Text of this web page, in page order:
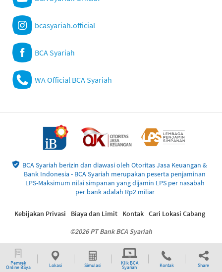
Pemrek
Online BSya Lokasi Simulasi Klik BCA
Syariah Kontak Share
bcasyariah.official
BCA Syariah
WA Official BCA Syariah
BCA Syariah berizin dan diawasi oleh Otoritas Jasa Keuangan &
Bank Indonesia - BCA Syariah merupakan peserta penjaminan
LPS-Maksimum nilai simpanan yang dijamin LPS per nasabah
per bank adalah Rp2 miliar
©2026 PT Bank BCA Syariah
Kebijakan Privasi Biaya dan Limit Kontak Cari Lokasi Cabang